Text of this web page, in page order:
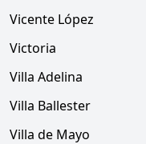
Vicente López
Victoria
Villa Adelina
Villa Ballester
Villa de Mayo